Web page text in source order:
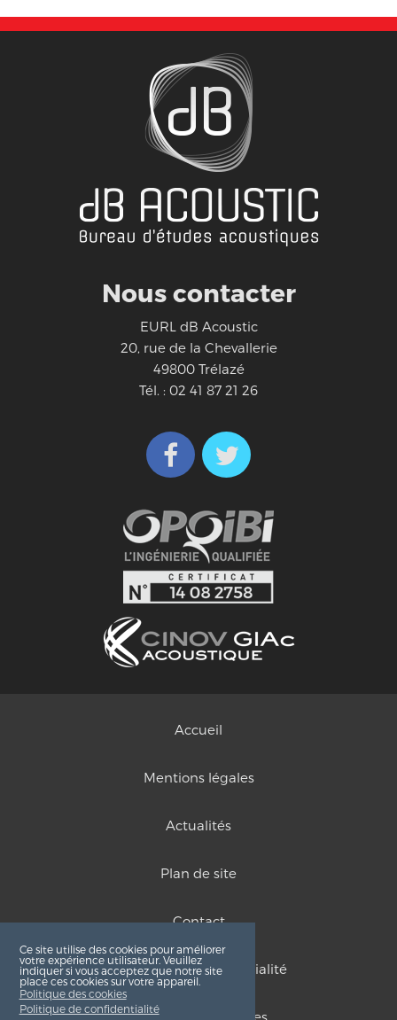
Ce site utilise des cookies pour améliorer
votre expérience utilisateur. Veuillez
indiquer si vous acceptez que notre site
place ces cookies sur votre appareil.
Politique des cookies
Politique de confidentialité
Nous contacter
EURL dB Acoustic
20, rue de la Chevallerie
49800 Trélazé
Tél. : 02 41 87 21 26
Accueil
Mentions légales
Actualités
Plan de site
Contact
Politique de confidentialité
Politique des cookies